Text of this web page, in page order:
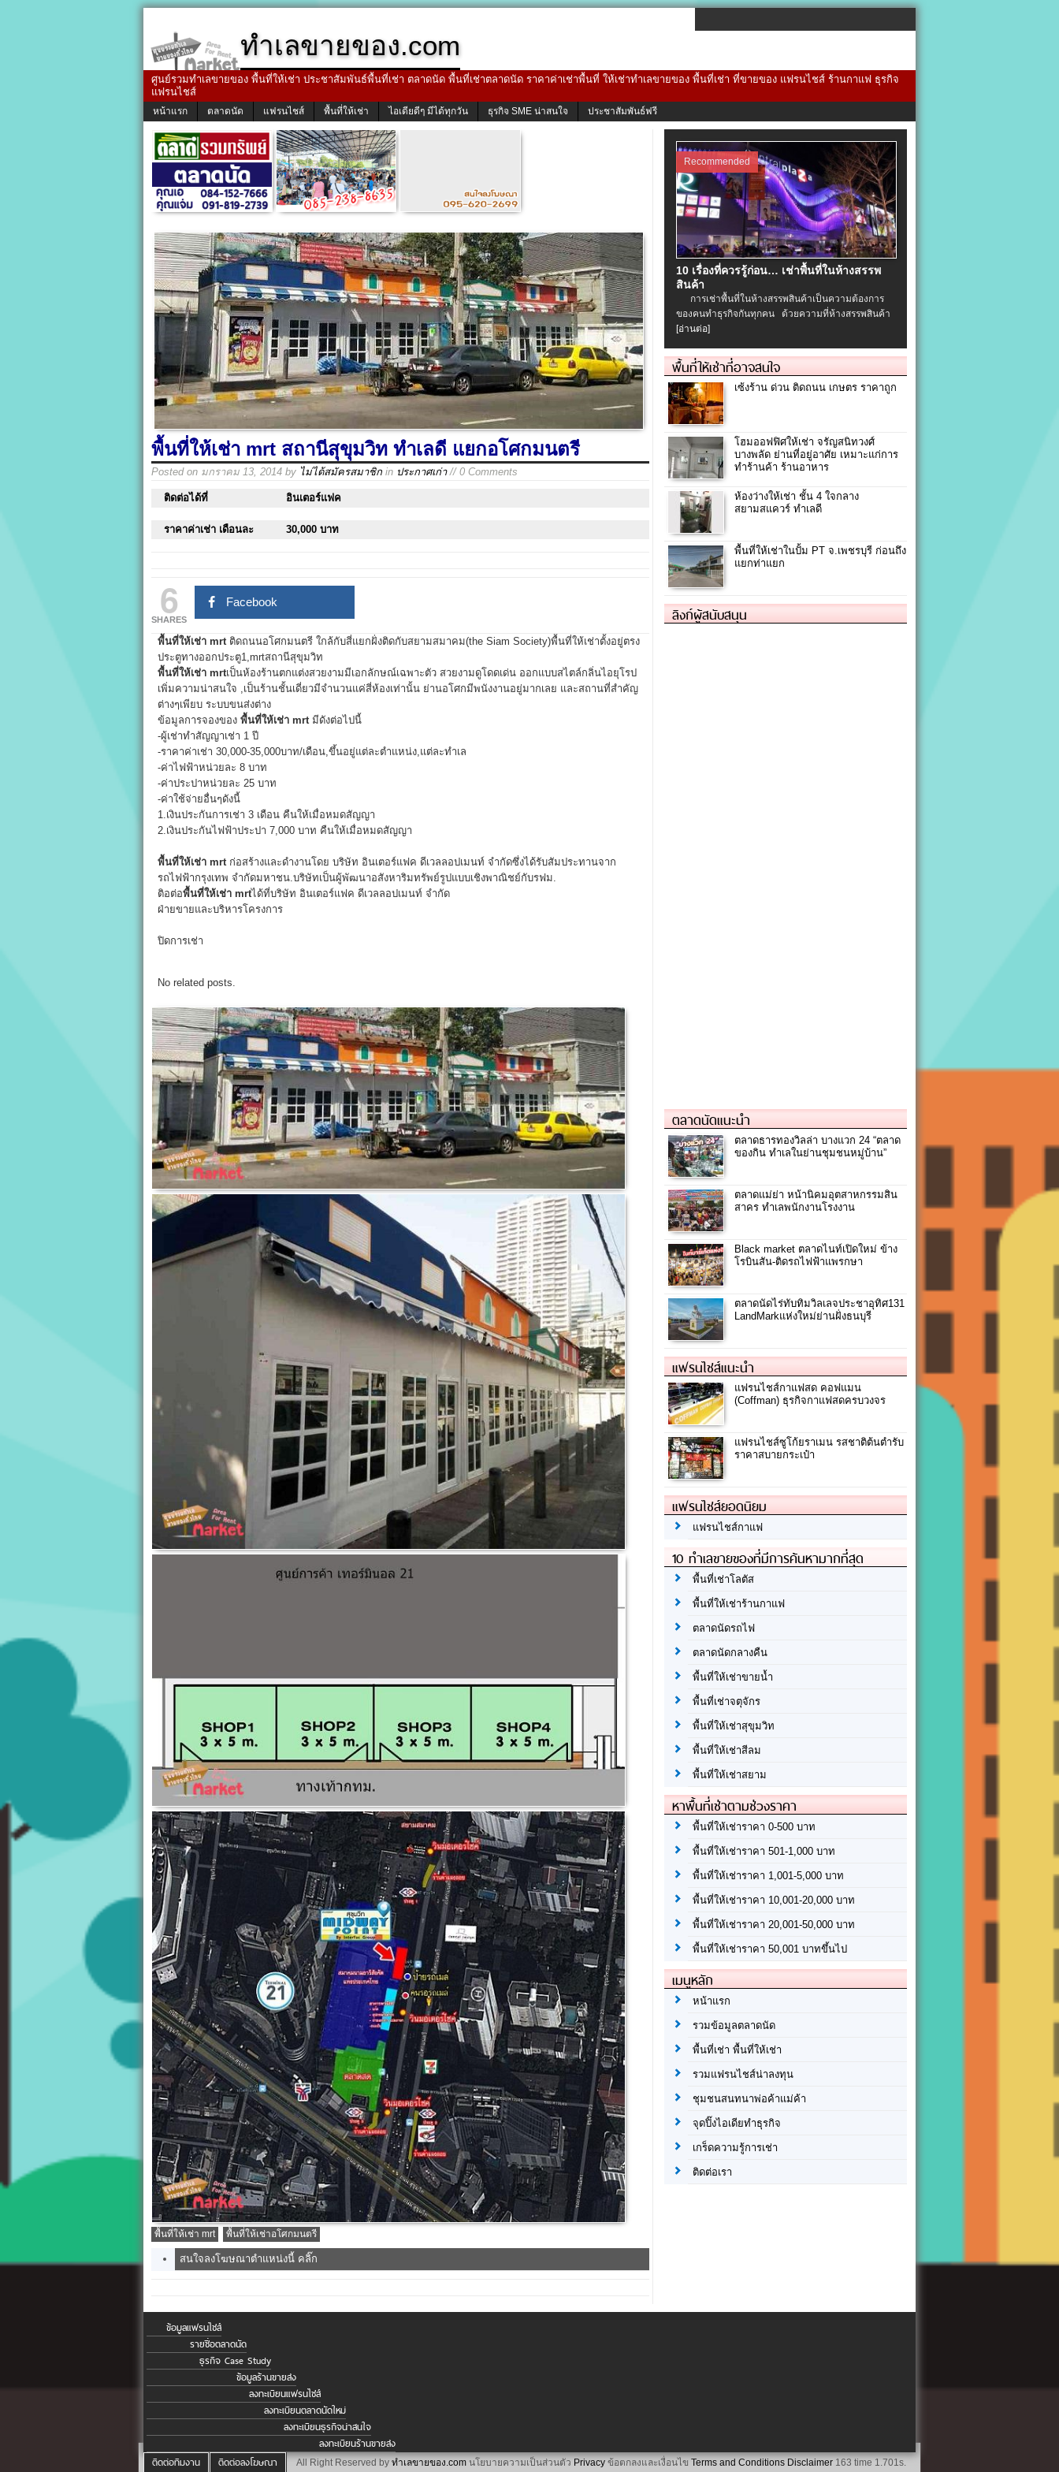
ทำเลขายของ.com
ศูนย์รวมทำเลขายของ พื้นที่ให้เช่า ประชาสัมพันธ์พื้นที่เช่า ตลาดนัด พื้นที่เช่าตลาดนัด ราคาค่าเช่าพื้นที่ ให้เช่าทำเลขายของ พื้นที่เช่า ที่ขายของ แฟรนไชส์ ร้านกาแฟ ธุรกิจ
แฟรนไชส์
หน้าแรก ตลาดนัด แฟรนไชส์ พื้นที่ให้เช่า ไอเดียดีๆ มีได้ทุกวัน ธุรกิจ SME น่าสนใจ ประชาสัมพันธ์ฟรี
พื้นที่ให้เช่า mrt สถานีสุขุมวิท ทำเลดี แยกอโศกมนตรี
Posted on มกราคม 13, 2014 by ไม่ได้สมัครสมาชิก in ประกาศเก่า// 0 Comments
ติดต่อได้ที่ อินเตอร์แฟค
ราคาค่าเช่า เดือนละ 30,000 บาท
6
SHARES
Facebook
พื้นที่ให้เช่า mrt ติดถนนอโศกมนตรี ใกล้กับสี่แยกฝั่งติดกับสยามสมาคม(the Siam Society)พื้นที่ให้เช่าตั้งอยู่ตรง
ประตูทางออกประตู1,mrtสถานีสุขุมวิท
พื้นที่ให้เช่า mrtเป็นห้องร้านตกแต่งสวยงามมีเอกลักษณ์เฉพาะตัว สวยงามดูโดดเด่น ออกแบบสไตล์กลิ่นไอยุโรป
เพิ่มความน่าสนใจ ,เป็นร้านชั้นเดี่ยวมีจำนวนแค่สี่ห้องเท่านั้น ย่านอโศกมีพนังงานอยู่มากเลย และสถานที่สำคัญ
ต่างๆเพียบ ระบบขนส่งต่าง
ข้อมูลการจองของ พื้นที่ให้เช่า mrt มีดังต่อไปนี้
-ผู้เช่าทำสัญญาเช่า 1 ปี
-ราคาค่าเช่า 30,000-35,000บาท/เดือน,ขึ้นอยู่แต่ละตำแหน่ง,แต่ละทำเล
-ค่าไฟฟ้าหน่วยละ 8 บาท
-ค่าประปาหน่วยละ 25 บาท
-ค่าใช้จ่ายอื่นๆดังนี้
1.เงินประกันการเช่า 3 เดือน คืนให้เมื่อหมดสัญญา
2.เงินประกันไฟฟ้าประปา 7,000 บาท คืนให้เมื่อหมดสัญญา
พื้นที่ให้เช่า mrt ก่อสร้างและดำงานโดย บริษัท อินเตอร์แฟค ดีเวลลอปเมนท์ จำกัดซึ่งได้รับสัมประทานจาก
รถไฟฟ้ากรุงเทพ จำกัดมหาชน.บริษัทเป็นผู้พัฒนาอสังหาริมทรัพย์รูปแบบเชิงพาณิชย์กับรฟม.
ติอต่อพื้นที่ให้เช่า mrtได้ที่บริษัท อินเตอร์แฟค ดีเวลลอปเมนท์ จำกัด
ฝ่ายขายและบริหารโครงการ
ปิดการเช่า
No related posts.
พื้นที่ให้เช่า mrt พื้นที่ให้เช่าอโศกมนตรี
สนใจลงโฆษณาตำแหน่งนี้ คลิ๊ก
Recommended
10 เรื่องที่ควรรู้ก่อน… เช่าพื้นที่ในห้างสรรพ
สินค้า
การเช่าพื้นที่ในห้างสรรพสินค้าเป็นความต้องการ
ของคนทำธุรกิจกันทุกคน ด้วยความที่ห้างสรรพสินค้า
[อ่านต่อ]
พื้นที่ให้เช่าที่อาจสนใจ
เซ้งร้าน ด่วน ติดถนน เกษตร ราคาถูก
โฮมออฟฟิศให้เช่า จรัญสนิทวงศ์
บางพลัด ย่านที่อยู่อาศัย เหมาะแก่การ
ทำร้านค้า ร้านอาหาร
ห้องว่างให้เช่า ชั้น 4 ใจกลาง
สยามสแควร์ ทำเลดี
พื้นที่ให้เช่าในปั้ม PT จ.เพชรบุรี ก่อนถึง
แยกท่าแยก
ลิงก์ผู้สนับสนุน
ตลาดนัดแนะนำ
ตลาดธารทองวิลล่า บางแวก 24 “ตลาด
ของกิน ทำเลในย่านชุมชนหมู่บ้าน”
ตลาดแม่ย่า หน้านิคมอุตสาหกรรมสิน
สาคร ทำเลพนักงานโรงงาน
Black market ตลาดไนท์เปิดใหม่ ข้าง
โรบินสัน-ติดรถไฟฟ้าแพรกษา
ตลาดนัดไร่ทับทิมวิลเลจประชาอุทิศ131
LandMarkแห่งใหม่ย่านฝั่งธนบุรี
แฟรนไชส์แนะนำ
แฟรนไชส์กาแฟสด คอฟแมน
(Coffman) ธุรกิจกาแฟสดครบวงจร
แฟรนไชส์ซูโก้ยราเมน รสชาติต้นตำรับ
ราคาสบายกระเป๋า
แฟรนไชส์ยอดนิยม
แฟรนไชส์กาแฟ
10 ทำเลขายของที่มีการค้นหามากที่สุด
พื้นที่เช่าโลตัส
พื้นที่ให้เช่าร้านกาแฟ
ตลาดนัดรถไฟ
ตลาดนัดกลางคืน
พื้นที่ให้เช่าขายน้ำ
พื้นที่เช่าจตุจักร
พื้นที่ให้เช่าสุขุมวิท
พื้นที่ให้เช่าสีลม
พื้นที่ให้เช่าสยาม
หาพื้นที่เช่าตามช่วงราคา
พื้นที่ให้เช่าราคา 0-500 บาท
พื้นที่ให้เช่าราคา 501-1,000 บาท
พื้นที่ให้เช่าราคา 1,001-5,000 บาท
พื้นที่ให้เช่าราคา 10,001-20,000 บาท
พื้นที่ให้เช่าราคา 20,001-50,000 บาท
พื้นที่ให้เช่าราคา 50,001 บาทขึ้นไป
เมนูหลัก
หน้าแรก
รวมข้อมูลตลาดนัด
พื้นที่เช่า พื้นที่ให้เช่า
รวมแฟรนไชส์น่าลงทุน
ชุมชนสนทนาพ่อค้าแม่ค้า
จุดปิ๊งไอเดียทำธุรกิจ
เกร็ดความรู้การเช่า
ติดต่อเรา
ข้อมูลแฟรนไชส์
รายชื่อตลาดนัด
ธุรกิจ Case Study
ข้อมูลร้านขายส่ง
ลงทะเบียนแฟรนไชส์
ลงทะเบียนตลาดนัดใหม่
ลงทะเบียนธุรกิจน่าสนใจ
ลงทะเบียนร้านขายส่ง
ติดต่อทีมงาน
ติดต่อลงโฆษณา All Right Reserved by ทำเลขายของ.com นโยบายความเป็นส่วนตัว Privacy ข้อตกลงและเงื่อนไข Terms and Conditions Disclaimer 163 time 1.701s.